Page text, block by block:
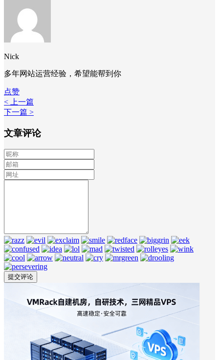
Nick
多年网站运营经验，希望能帮到你
点赞
< 上一篇
下一篇 >
文章评论